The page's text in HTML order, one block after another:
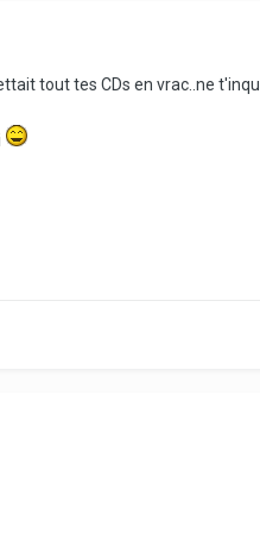
tout tes CDs en vrac..ne